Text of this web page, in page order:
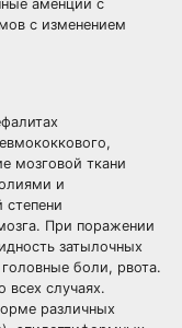
аменции с
с изменением
мозговой ткани
и
степени
При поражении
затылочных
боли, рвота.
всех случаях.
различных